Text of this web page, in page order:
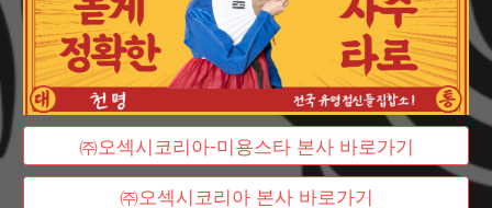
㈜오섹시코리아-미용스타 본사 바로가기
㈜오섹시코리아 본사 바로가기